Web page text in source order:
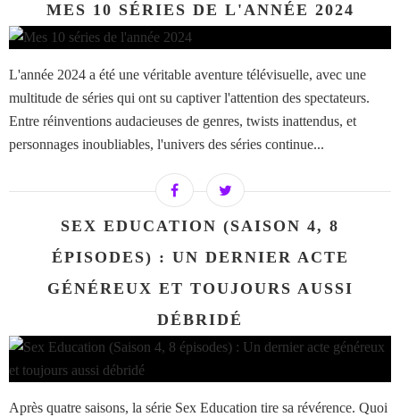
MES 10 SÉRIES DE L'ANNÉE 2024
L'année 2024 a été une véritable aventure télévisuelle, avec une
multitude de séries qui ont su captiver l'attention des spectateurs.
Entre réinventions audacieuses de genres, twists inattendus, et
personnages inoubliables, l'univers des séries continue...
SEX EDUCATION (SAISON 4, 8
ÉPISODES) : UN DERNIER ACTE
GÉNÉREUX ET TOUJOURS AUSSI
DÉBRIDÉ
Après quatre saisons, la série Sex Education tire sa révérence. Quoi